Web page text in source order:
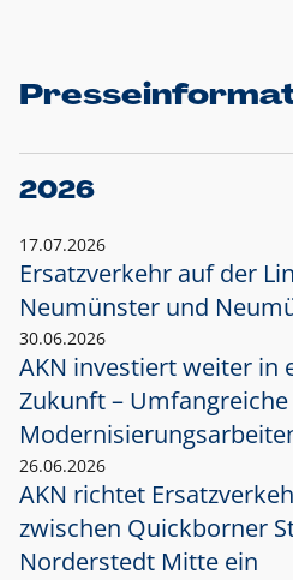
2026
17.07.2026
Ersatzverkehr auf der
Neumünster und
30.06.2026
AKN investiert weiter in
Zukunft – Umfangreiche
26.06.2026
AKN richtet
zwischen Quickborner
Norderstedt Mitte ein